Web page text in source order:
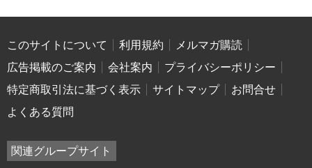
このサイトについて 利用規約
メルマガ購読
広告掲載のご案内
会社案内
プライバシーポリシー
特定商取引法に基づく表示
サイトマップ
お問合せ
よくある質問
関連グループサイト